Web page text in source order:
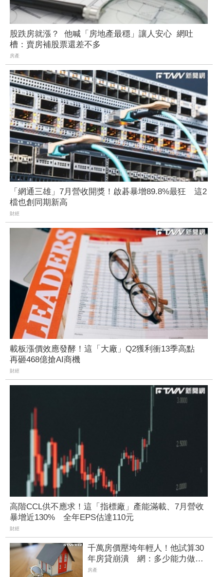
股跌房就漲？ 他喊「房地產最穩」讓人安心 網吐
槽：賣房補股票還差不多
房產
「網通三雄」7月營收開獎！啟碁暴增89.8%最狂 這2
檔也創同期新高
財經
載板漲價效應發酵！這「大廠」Q2獲利衝13季高點
再砸468億搶AI商機
財經
高階CCL供不應求！這「指標廠」產能滿載、7月營收
暴增近130% 全年EPS估達110元
財經
千萬房價壓垮年輕人！他試算30
年房貸崩潰 網：多少能力做多
少事
房產